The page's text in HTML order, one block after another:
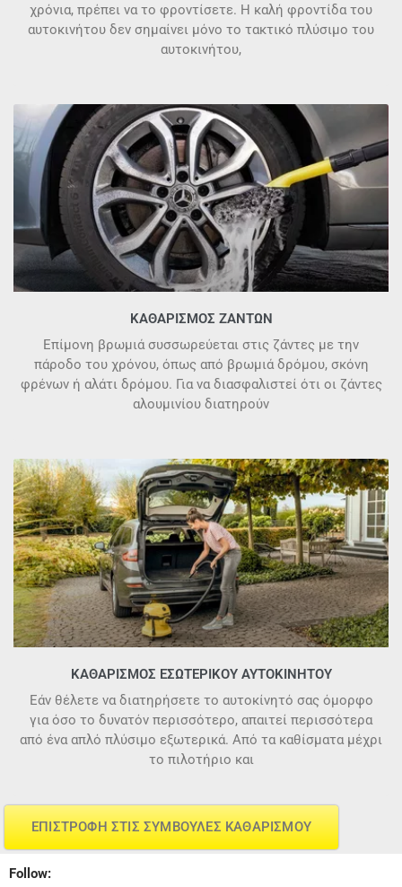
χρόνια, πρέπει να το φροντίσετε. Η καλή φροντίδα του
αυτοκινήτου δεν σημαίνει μόνο το τακτικό πλύσιμο του
αυτοκινήτου,
ΚΑΘΑΡΙΣΜΌΣ ΖΑΝΤΏΝ
Επίμονη βρωμιά συσσωρεύεται στις ζάντες με την
πάροδο του χρόνου, όπως από βρωμιά δρόμου, σκόνη
φρένων ή αλάτι δρόμου. Για να διασφαλιστεί ότι οι ζάντες
αλουμινίου διατηρούν
ΚΑΘΑΡΙΣΜΌΣ ΕΣΩΤΕΡΙΚΟΎ ΑΥΤΟΚΙΝΉΤΟΥ
Εάν θέλετε να διατηρήσετε το αυτοκίνητό σας όμορφο
για όσο το δυνατόν περισσότερο, απαιτεί περισσότερα
από ένα απλό πλύσιμο εξωτερικά. Από τα καθίσματα μέχρι
το πιλοτήριο και
ΕΠΙΣΤΡΟΦΗ ΣΤΙΣ ΣΥΜΒΟΥΛΕΣ ΚΑΘΑΡΙΣΜΟΥ
Follow: